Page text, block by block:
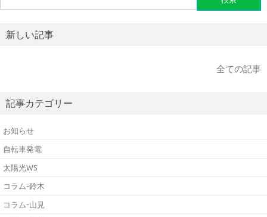
索:
新しい記事
全ての記事
記事カテゴリー
お知らせ
自転車発電
太陽光WS
コラム-鈴木
コラム-山見